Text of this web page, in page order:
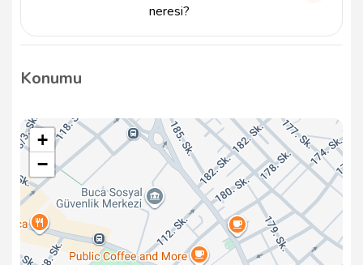
neresi?
İzmir Renk ve Stil Danışmanlığı, Efeler Mahallesi
adresinde bulunmaktadır.
Konumu
+
−